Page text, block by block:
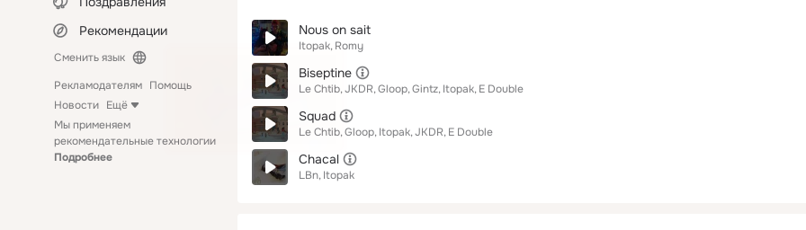
Рекомендации
Сменить язык
Рекламодателям Помощь
Новости Ещё
Мы применяем
рекомендательные технологии
Подробнее
Nous on sait
Itopak Romy
Biseptine
Le Chtib JKDR Gloop Gintz Itopak E Double
Squad
Le Chtib Gloop Itopak JKDR E Double
Chacal
LBn Itopak